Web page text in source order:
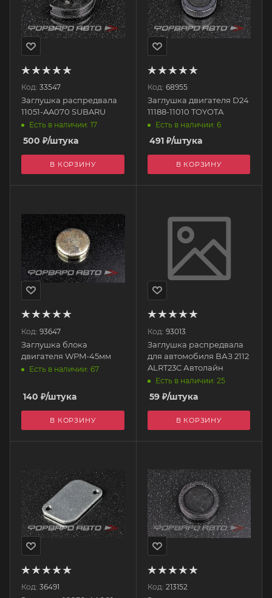
Код: 33547
Заглушка распредвала
11051-AA070 SUBARU
Есть в наличии: 17
500 ₽/штука
В КОРЗИНУ
Код: 68955
Заглушка двигателя D24
11188-11010 TOYOTA
Есть в наличии: 6
491₽/штука
В КОРЗИНУ
Код: 93647
Заглушка блока
двигателя WPM-45мм
Есть в наличии: 67
140 ₽/штука
В КОРЗИНУ
Код: 93013
Заглушка распредвала
для автомобиля ВАЗ 2112
ALRT23С Автолайн
Есть в наличии: 25
59₽/штука
В КОРЗИНУ
Код: 36491 Код: 213152